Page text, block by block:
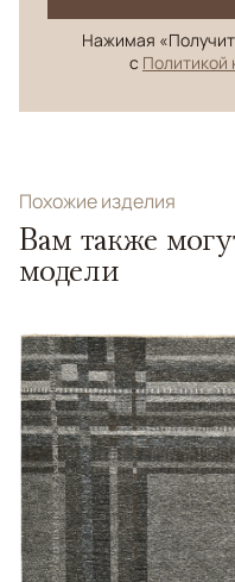
Нажимая
с Политикой
Похожие изделия
Вам также
модели